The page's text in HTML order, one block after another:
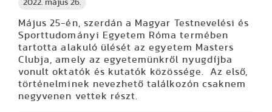
2022. május 26.
Május 25-én, szerdán a Magyar Testnevelési és
Sporttudományi Egyetem Róma termében
tartotta alakuló ülését az egyetem Masters
Clubja, amely az egyetemünkről nyugdíjba
vonult oktatók és kutatók közössége. Az első,
történelminek nevezhető találkozón csaknem
negyvenen vettek részt.